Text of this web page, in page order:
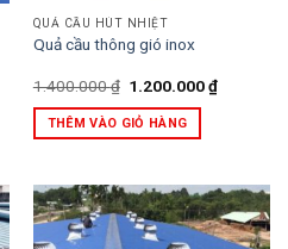
QUẢ CẦU HÚT NHIỆT
Quả cầu thông gió inox
1.400.000₫ Giá
là:
1.400.000 ₫.
1.200.000₫Giá
hiện
THÊM VÀO GIỎ HÀNG